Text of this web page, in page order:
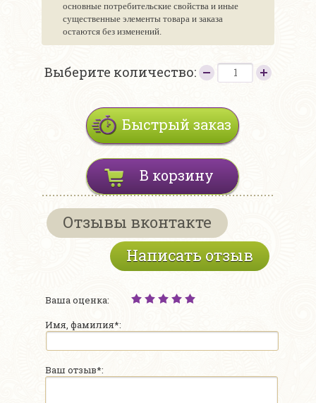
основные потребительские свойства и иные
существенные элементы товара и заказа
остаются без изменений.
Выберите количество:
Быстрый заказ
В корзину
Отзывы вконтакте
Написать отзыв
Ваша оценка:
Имя, фамилия*:
Ваш отзыв*: